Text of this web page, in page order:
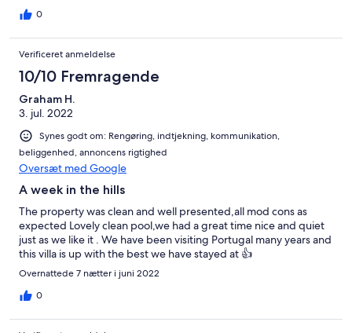
0
Verificeret anmeldelse
10/10 Fremragende
Graham H.
3. jul. 2022
Synes godt om: Rengøring, indtjekning, kommunikation,
beliggenhed, annoncens rigtighed
Oversæt med Google
A week in the hills
The property was clean and well presented,all mod cons as
expected Lovely clean pool,we had a great time nice and quiet
just as we like it . We have been visiting Portugal many years and
this villa is up with the best we have stayed at 👍
Overnattede 7 nætter i juni 2022
0